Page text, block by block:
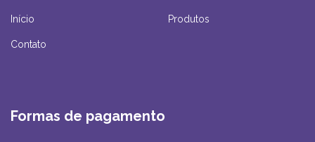
Início Produtos
Contato
Formas de pagamento